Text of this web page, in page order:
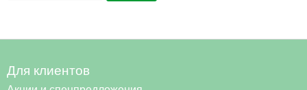
Для клиентов